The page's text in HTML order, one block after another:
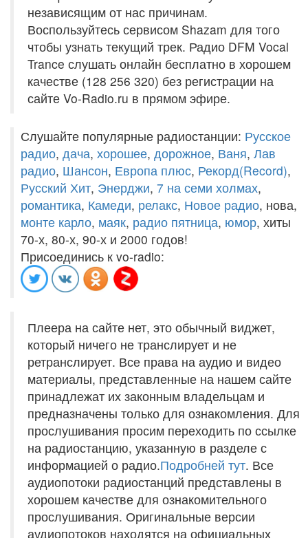
независящим от нас причинам.
Воспользуйтесь сервисом Shazam для того
чтобы узнать текущий трек. Радио DFM Vocal
Trance слушать онлайн бесплатно в хорошем
качестве (128 256 320) без регистрации на
сайте Vo-Radio.ru в прямом эфире.
Слушайте популярные радиостанции: Русское
радио, дача, хорошее, дорожное, Ваня, Лав
радио, Шансон, Европа плюс, Рекорд(Record),
Русский Хит, Энерджи, 7 на семи холмах,
романтика, Камеди, релакс, Новое радио, нова,
монте карло, маяк, радио пятница, юмор, хиты
70-х, 80-х, 90-х и 2000 годов!
Присоединись к vo-radio:
Плеера на сайте нет, это обычный виджет,
который ничего не транслирует и не
ретранслирует. Все права на аудио и видео
материалы, представленные на нашем сайте
принадлежат их законным владельцам и
предназначены только для ознакомления. Для
прослушивания просим переходить по ссылке
на радиостанцию, указанную в разделе с
информацией о радио.Подробней тут. Все
аудиопотоки радиостанций представлены в
хорошем качестве для ознакомительного
прослушивания. Оригинальные версии
аудиопотоков находятся на официальных